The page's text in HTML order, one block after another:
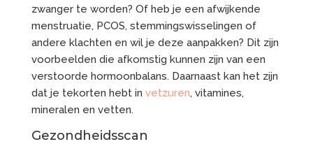
zwanger te worden? Of heb je een afwijkende
menstruatie, PCOS, stemmingswisselingen of
andere klachten en wil je deze aanpakken? Dit zijn
voorbeelden die afkomstig kunnen zijn van een
verstoorde hormoonbalans. Daarnaast kan het zijn
dat je tekorten hebt in vetzuren, vitamines,
mineralen en vetten.
Gezondheidsscan